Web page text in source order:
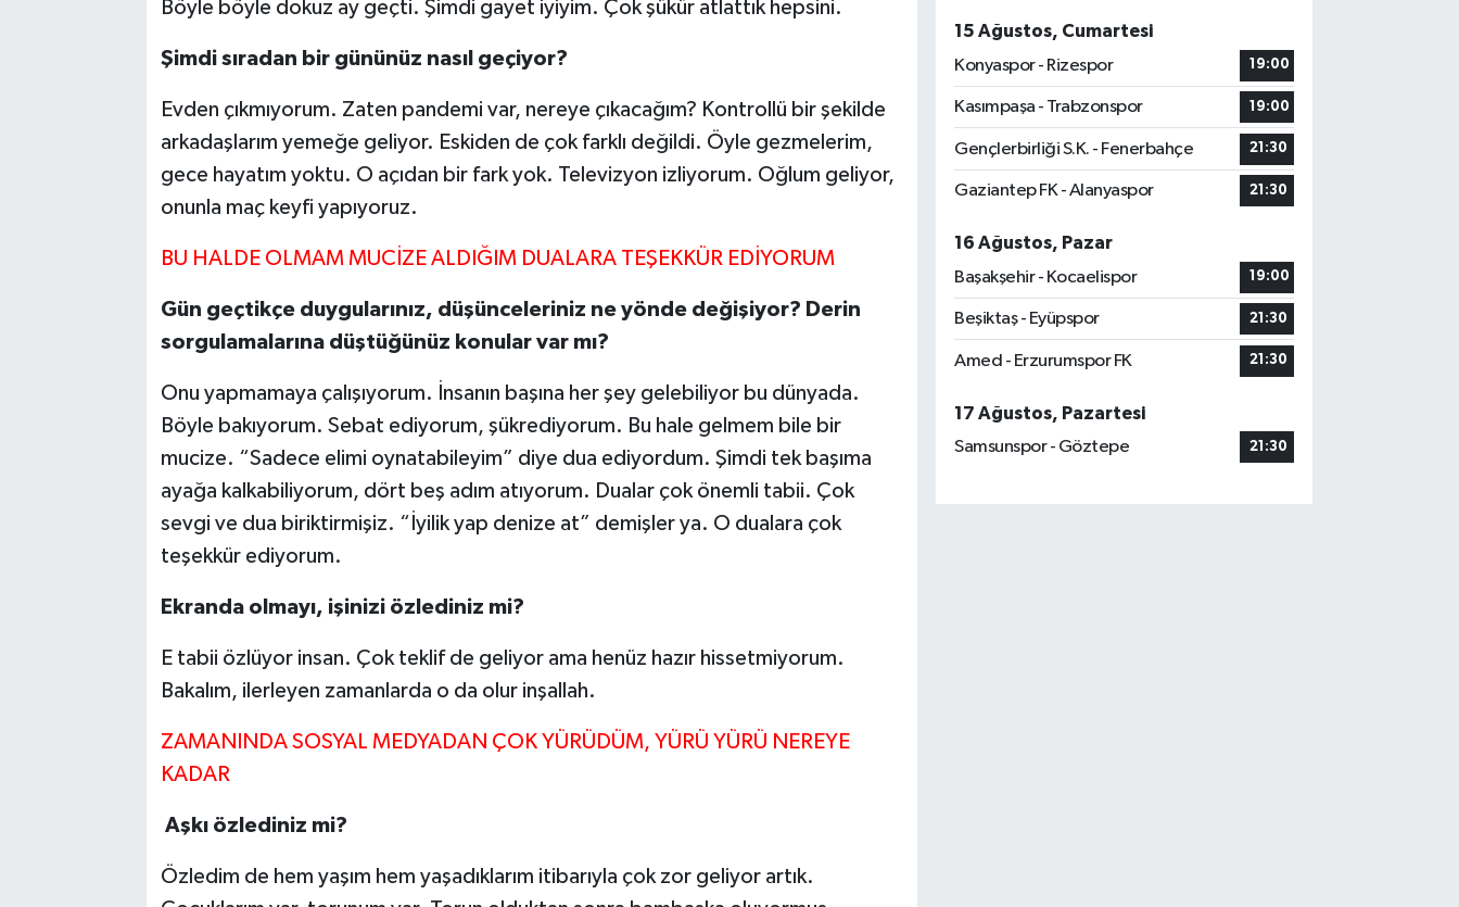
Böyle böyle dokuz ay geçti. Şimdi gayet iyiyim. Çok şükür atlattık hepsini.
Şimdi sıradan bir gününüz nasıl geçiyor?
Evden çıkmıyorum. Zaten pandemi var, nereye çıkacağım? Kontrollü bir şekilde
arkadaşlarım yemeğe geliyor. Eskiden de çok farklı değildi. Öyle gezmelerim,
gece hayatım yoktu. O açıdan bir fark yok. Televizyon izliyorum. Oğlum geliyor,
onunla maç keyfi yapıyoruz.
BU HALDE OLMAM MUCİZE ALDIĞIM DUALARA TEŞEKKÜR EDİYORUM
Gün geçtikçe duygularınız, düşünceleriniz ne yönde değişiyor? Derin
sorgulamalarına düştüğünüz konular var mı?
Onu yapmamaya çalışıyorum. İnsanın başına her şey gelebiliyor bu dünyada.
Böyle bakıyorum. Sebat ediyorum, şükrediyorum. Bu hale gelmem bile bir
mucize. “Sadece elimi oynatabileyim” diye dua ediyordum. Şimdi tek başıma
ayağa kalkabiliyorum, dört beş adım atıyorum. Dualar çok önemli tabii. Çok
sevgi ve dua biriktirmişiz. “İyilik yap denize at” demişler ya. O dualara çok
teşekkür ediyorum.
Ekranda olmayı, işinizi özlediniz mi?
E tabii özlüyor insan. Çok teklif de geliyor ama henüz hazır hissetmiyorum.
Bakalım, ilerleyen zamanlarda o da olur inşallah.
ZAMANINDA SOSYAL MEDYADAN ÇOK YÜRÜDÜM, YÜRÜ YÜRÜ NEREYE
KADAR
Aşkı özlediniz mi?
Özledim de hem yaşım hem yaşadıklarım itibarıyla çok zor geliyor artık.
15 Ağustos, Cumartesi
Konyaspor - Rizespor
19:00
Kasımpaşa - Trabzonspor 19:00
Gençlerbirliği S.K. - Fenerbahçe 21:30
Gaziantep FK - Alanyaspor 21:30
16 Ağustos, Pazar
Başakşehir - Kocaelispor
19:00
Beşiktaş - Eyüpspor 21:30
Amed - Erzurumspor FK 21:30
17 Ağustos, Pazartesi
Samsunspor - Göztepe
21:30